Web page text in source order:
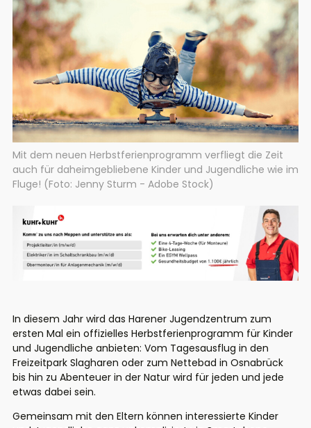
Mit dem neuen Herbstferienprogramm verfliegt die Zeit
auch für daheimgebliebene Kinder und Jugendliche wie im
Fluge! (Foto: Jenny Sturm - Adobe Stock)
In diesem Jahr wird das Harener Jugendzentrum zum
ersten Mal ein offizielles Herbstferienprogramm für Kinder
und Jugendliche anbieten: Vom Tagesausflug in den
Freizeitpark Slagharen oder zum Nettebad in Osnabrück
bis hin zu Abenteuer in der Natur wird für jeden und jede
etwas dabei sein.
Gemeinsam mit den Eltern können interessierte Kinder